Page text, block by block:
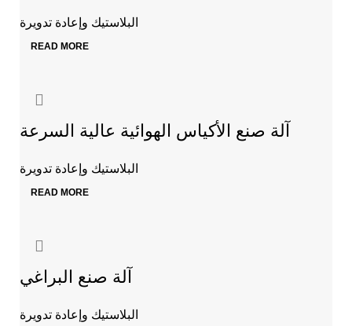
البلاستيك وإعادة تدويرة
READ MORE
آلة صنع الأكياس الهوائية عالية السرعة
البلاستيك وإعادة تدويرة
READ MORE
آلة صنع البراغي
البلاستيك وإعادة تدويرة